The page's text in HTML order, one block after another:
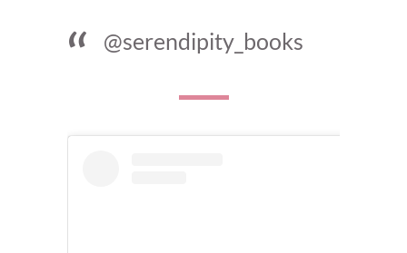
@serendipity_books